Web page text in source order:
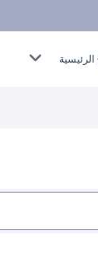
الرئيسية